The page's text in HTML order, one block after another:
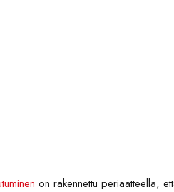
on rakennettu periaatteella,